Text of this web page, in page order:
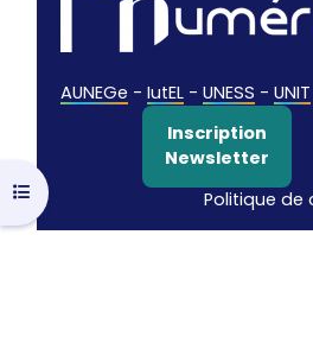
Ouvrir l’index du cours
AUNEGe - IutEL - UNESS - UNIT
Inscription
Newsletter
Politique de